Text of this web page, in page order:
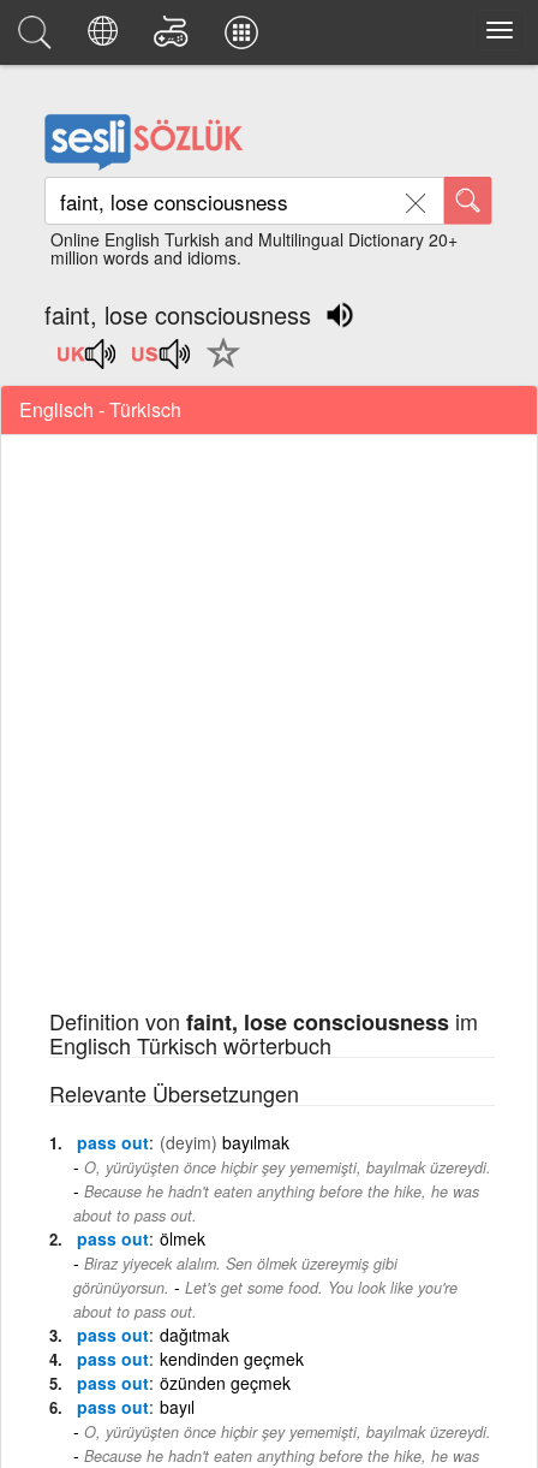
Online English Turkish and Multilingual Dictionary 20+
million words and idioms.
faint, lose consciousness
Englisch - Türkisch
Definition von faint, lose consciousness im
Englisch Türkisch wörterbuch
Relevante Übersetzungen
pass out (deyim) bayılmak
O, yürüyüşten önce hiçbir şey yememişti, bayılmak üzereydi.
- Because he hadn't eaten anything before the hike, he was
about to pass out.
pass out ölmek
Biraz yiyecek alalım. Sen ölmek üzereymiş gibi
görünüyorsun. - Let's get some food. You look like you're
about to pass out.
pass out dağıtmak
pass out kendinden geçmek
pass out özünden geçmek
pass out bayıl
O, yürüyüşten önce hiçbir şey yememişti, bayılmak üzereydi.
- Because he hadn't eaten anything before the hike, he was